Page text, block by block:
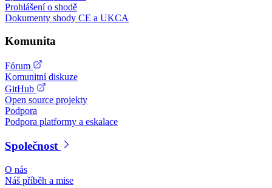
Prohlášení o shodě
Dokumenty shody CE a UKCA
Komunita
Fórum
Komunitní diskuze
GitHub
Open source projekty
Podpora
Podpora platformy a eskalace
Společnost
O nás
Náš příběh a mise